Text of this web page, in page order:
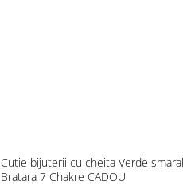
Cutie bijuterii cu cheita Verde
Bratara 7 Chakre CADOU